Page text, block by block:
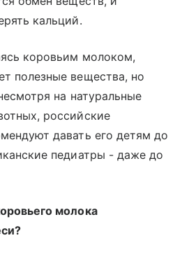
кальций.
коровьим молоком,
полезные вещества, но
на натуральные
российские
давать его детям до
педиатры - даже до
молока